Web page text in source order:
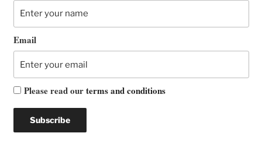
Email
Please read ourterms and conditions